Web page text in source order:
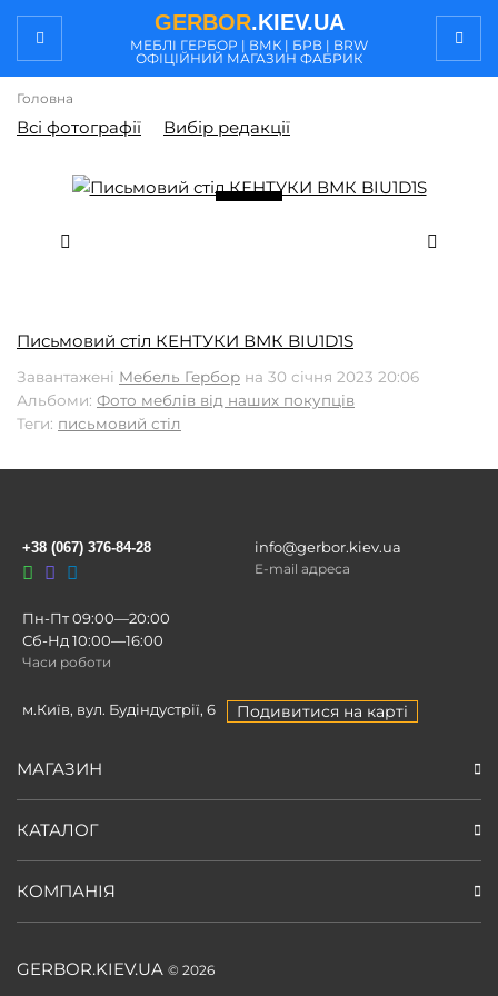
GERBOR.KIEV.UA
МЕБЛI ГЕРБОР | ВМК | БРВ | BRW
ОФІЦІЙНИЙ МАГАЗИН ФАБРИК
Головна
Всі фотографії Вибір редакції
Письмовий стіл КЕНТУКИ ВМК BIU1D1S
Завантажені Мебель Гербор на 30 січня 2023 20:06
Альбоми: Фото меблів від наших покупців
Теги: письмовий стіл
GERBOR.KIEV.UA © 2026
МАГАЗИН
КАТАЛОГ
КОМПАНІЯ
+38 (067) 376-84-28 info@gerbor.kiev.ua
E-mail адреса
Пн-Пт 09:00—20:00
Сб-Нд 10:00—16:00
Часи роботи
м.Київ, вул. Будіндустрії, 6 Подивитися на карті